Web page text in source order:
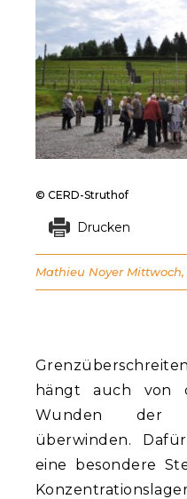
hängt auch von
Wunden der
überwinden.
eine besondere
© CERD-Struthof
Drucken
Mathieu Noyer Mittwoch,